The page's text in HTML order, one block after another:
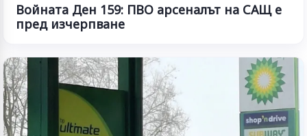
Войната Ден 159: ПВО арсеналът на САЩ е
пред изчерпване